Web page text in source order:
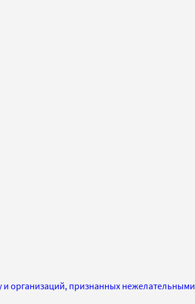
и организаций, признанных нежелательными